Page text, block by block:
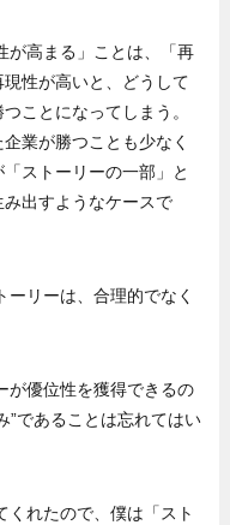
高まる」ことは、「再
性が高いと、どうして
ことになってしまう。
業が勝つことも少なく
ストーリーの一部」と
出すようなケースで
リーは、合理的でなく
優位性を獲得できるの
”であることは忘れてはい
れたので、僕は「スト